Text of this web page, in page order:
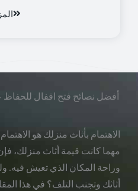
أفضل نصائح فتح اقفال
الاهتمام بأثاث منزلك هو
مهما كانت قيمة أثاث منزلك،
وراحة المكان الذي تعيش فيه.
أثاثك وتجنب التلف؟ في هذا